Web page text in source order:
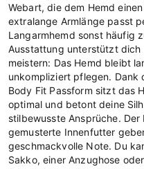
Webart, die dem Hemd
extralange Armlänge passt
Langarmhemd sonst häufig
Ausstattung unterstützt
meistern: Das Hemd bleibt
unkompliziert pflegen. Dank
Body Fit Passform sitzt das
optimal und betont deine
stilbewusste Ansprüche.
gemusterte Innenfutter
geschmackvolle Note. Du
Sakko, einer Anzughose